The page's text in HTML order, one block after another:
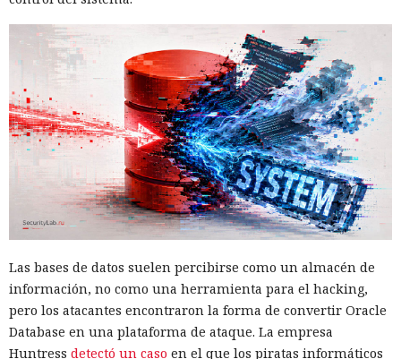
Las bases de datos suelen percibirse como un almacén de
información, no como una herramienta para el hacking,
pero los atacantes encontraron la forma de convertir Oracle
Database en una plataforma de ataque. La empresa
Huntress detectó un caso en el que los piratas informáticos